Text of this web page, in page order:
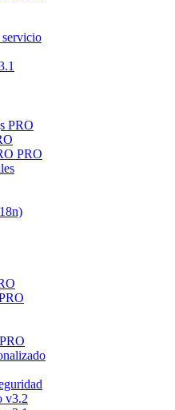
servicio
PRO
PRO
PRO
v3.2